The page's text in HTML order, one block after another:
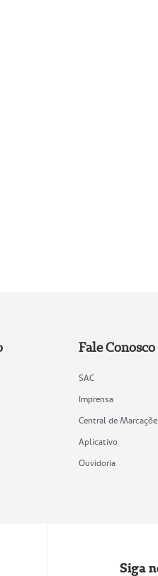
Fale Conosco
SAC
Imprensa
Central de
Aplicativo
Ouvidoria
Siga